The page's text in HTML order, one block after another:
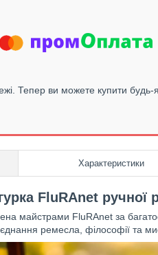
Тепер ви можете купити
Характеристики
FluRAnet ручної
майстрами FluRAnet за
ремесла, філософії та